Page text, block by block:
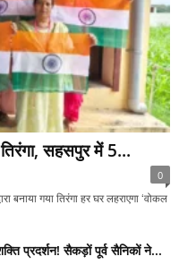
सहसपुर में 5...
0
बनाया गया तिरंगा हर घर लहराएगा ‘वोकल
प्रदर्शन! सैकड़ों पूर्व सैनिकों ने...